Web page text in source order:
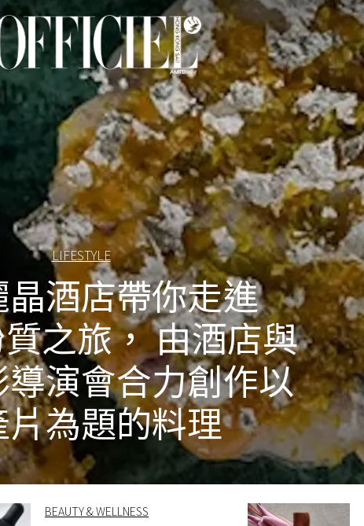
LIFESTYLE
酒店帶你走進
之旅， 由酒店與
演會合力創作以
為題的料理
BEAUTY & WELLNESS